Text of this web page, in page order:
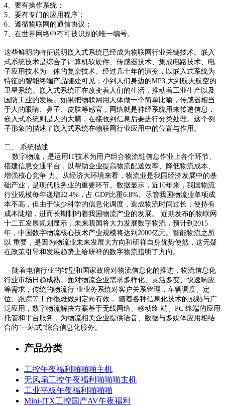
4、要有操作系统；
5、要有专门的应用程序；
6、遵循物联网的通信协议；
7、在世界网络中有可被识别的唯一编号。
这些鲜明的特征说明嵌入式系统已经成为物联网行业关键技术。嵌入
式系统技术是综合了计算机软硬件、传感器技术、集成电路技术、电
子应用技术为一体的复杂技术。经过几十年的演变，以嵌入式系统为
特征的智能终端产品随处可见；小到人们身边的MP3,大到航天航空的
卫星系统。嵌入式系统正在改变着人们的生活，推动着工业生产以及
国防工业的发展。如果把物联网用人体做一个简单比喻，传感器相当
于人的眼睛、鼻子、皮肤等感官，网络就是神经系统用来传递信息，
嵌入式系统则是人的大脑，在接收到信息后要进行分类处理。这个例
子形象的描述了嵌入式系统在物联网行业应用中的位置与作用。
二、 系统描述
数字物流，是运用IT技术为用户组合物流链信息作业上各个环节、
搭建信息交通平台，以帮助企业提高物流配送效率、降低物流成本、
增强核心竞争 力。从经济大环境来看，物流业是我国经济发展中的基
础产业，是现代服务业的重要环节。数据显示，近10年来，我国物流
行业规模每年递增22.4%，占 GDP比重6.8%。尽管我国物流业单项成
本不高，但由于缺少科学的信息化调度，造成物流时间过长，使持有
成本陡增，进而长期制约着我国物流产业的发展。 近期发布的物联网
十二五发展规划显示，未来我国将大力发展数字物流，预计到2015
年，中国数字物流核心技术产业规模将达到2000亿元。智能物流之所
以 重要，是因为物流业未来发展大方向和研祥自身优势使然，这无疑
在政策引导和发展趋势上给研祥的数字物流指明了方向。
随着电信行业的转型和国家政府对物流信息化的推进，物流信息化
行业市场日趋成熟。面对物流企业需求多样化、灵活多变、快速响应
等需求，传统的物流行 业业务系统对客户关系管理，车辆调度、定
位、跟踪等工作很难做到定向有效， 随着各种信息化技术的成熟与广
泛应用，数字物流解决方案基于无线网络、移动终 端、PC 终端的应用
托管和平台服务，为物流相关企业提供语音、数据与多媒体应用相结
合的“一站式”综合信息化服务。
产品分类
工控午夜福利啪啪啪主机
无风扇工控午夜福利啪啪啪主机
工业平板午夜福利啪啪啪
Mini-ITX工控国产AV午夜福利